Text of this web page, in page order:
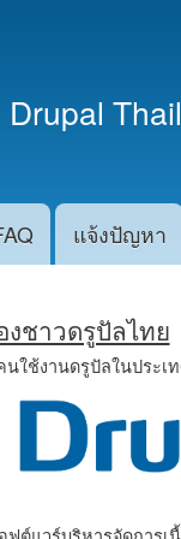
แจ้งปัญหา
ชาวดรูปัลไทย
ใช้งานดรูปัลในประเท